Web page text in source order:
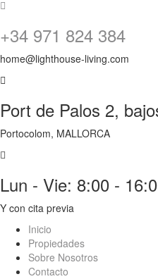
+34 971 824 384
home@lighthouse-living.com
Port de Palos 2,
Portocolom, MALLORCA
Lun - Vie: 8:00 -
Y con cita previa
Inicio
Propiedades
Sobre Nosotros
Contacto